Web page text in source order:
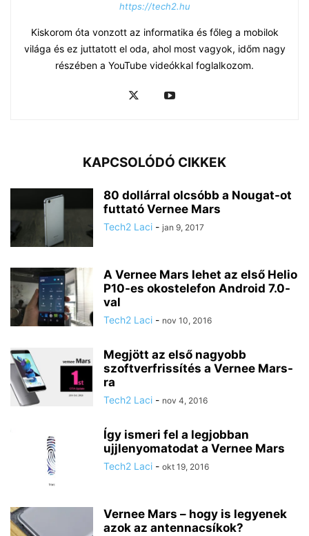
https://tech2.hu
Kiskorom óta vonzott az informatika és főleg a mobilok
világa és ez juttatott el oda, ahol most vagyok, időm nagy
részében a YouTube videókkal foglalkozom.
KAPCSOLÓDÓ CIKKEK
80 dollárral olcsóbb a Nougat-ot
futtató Vernee Mars
Tech2 Laci - jan 9, 2017
A Vernee Mars lehet az első Helio
P10-es okostelefon Android 7.0-
val
Tech2 Laci - nov 10, 2016
Megjött az első nagyobb
szoftverfrissítés a Vernee Mars-
ra
Tech2 Laci - nov 4, 2016
Így ismeri fel a legjobban
ujjlenyomatodat a Vernee Mars
Tech2 Laci - okt 19, 2016
Vernee Mars – hogy is legyenek
azok az antennacsíkok?